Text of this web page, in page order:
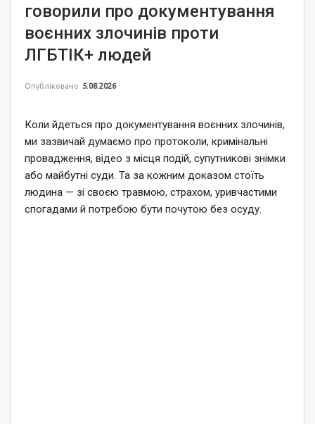
говорили про документування
воєнних злочинів проти
ЛГБТІК+ людей
Опубліковано 5.08.2026
Коли йдеться про документування воєнних злочинів,
ми зазвичай думаємо про протоколи, кримінальні
провадження, відео з місця подій, супутникові знімки
або майбутні суди. Та за кожним доказом стоїть
людина — зі своєю травмою, страхом, уривчастими
спогадами й потребою бути почутою без осуду.